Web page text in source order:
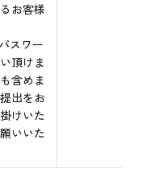
お客様
スワー
頂けま
含めま
出をお
けいた
いいた